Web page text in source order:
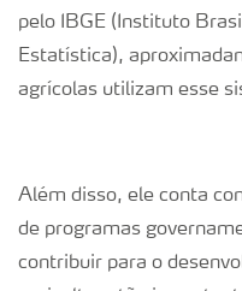
pelo IBGE (Instituto
Estatística),
agrícolas utilizam esse
Além disso, ele conta
de programas
contribuir para o